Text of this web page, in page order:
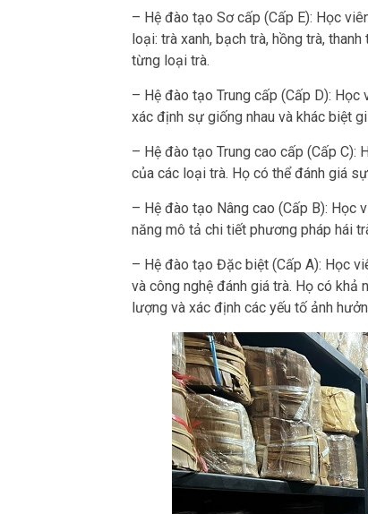
– Hệ đào tạo Sơ cấp (Cấp E): Học
loại: trà xanh, bạch trà, hồng trà,
từng loại trà.
– Hệ đào tạo Trung cấp (Cấp D):
xác định sự giống nhau và khác biệt
– Hệ đào tạo Trung cao cấp (Cấp C):
của các loại trà. Họ có thể đánh giá
– Hệ đào tạo Nâng cao (Cấp B): Học
năng mô tả chi tiết phương pháp hái
– Hệ đào tạo Đặc biệt (Cấp A): Học
và công nghệ đánh giá trà. Họ có
lượng và xác định các yếu tố ảnh